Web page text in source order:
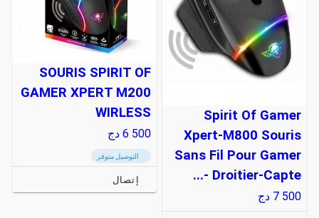
Spirit Of Gamer
Xpert-M800 Souris
Sans Fil Pour Gamer
- Droitier-Capte...
7 500 دج
SOURIS SPIRIT OF
GAMER XPERT M200
WIRLESS
6 500 دج
التوصيل متوفر
إتصال